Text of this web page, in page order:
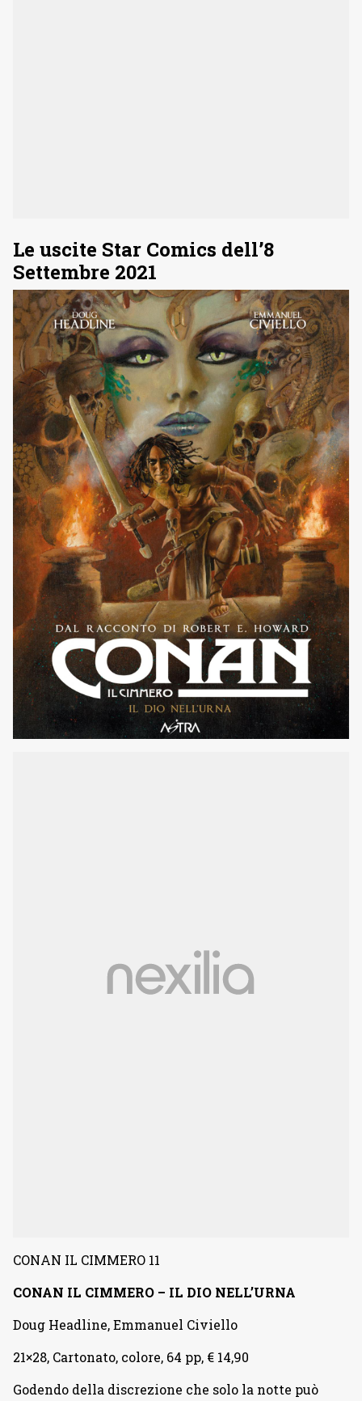
Le uscite Star Comics dell’8
Settembre 2021
CONAN IL CIMMERO 11
CONAN IL CIMMERO – IL DIO NELL’URNA
Doug Headline, Emmanuel Civiello
21×28, Cartonato, colore, 64 pp, € 14,90
Godendo della discrezione che solo la notte può